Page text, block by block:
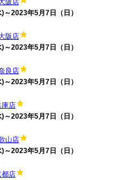
阪店
2023年5月7日（日）
阪店
2023年5月7日（日）
良店
2023年5月7日（日）
庫店
2023年5月7日（日）
山店
2023年5月7日（日）
都店